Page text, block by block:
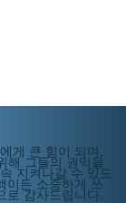
게 큰 힘이 되며,
해그들의 권익을
지켜나갈 수 있도
이든 소중하게 쓰
로 감사드립니다.